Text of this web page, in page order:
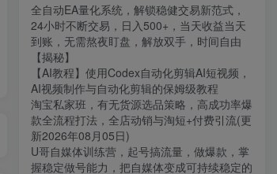
全自动EA量化系统，解锁稳健交易新范式，
24小时不断交易，日入500+，当天收益当天
到账，无需熬夜盯盘，解放双手，时间自由
【揭秘】
【AI教程】使用Codex自动化剪辑AI短视频，
AI视频制作与自动化剪辑的保姆级教程
淘宝私家班，有无货源选品策略，高成功率爆
款全流程打法，全店动销与淘短+付费引流(更
新2026年08月05日)
U哥自媒体训练营，起号搞流量，做爆款，掌
握稳定做号能力，把自媒体变成可持续稳定的